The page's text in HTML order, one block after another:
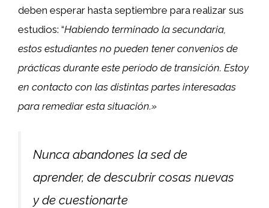
deben esperar hasta septiembre para realizar sus
estudios: “Habiendo terminado la secundaria,
estos estudiantes no pueden tener convenios de
prácticas durante este período de transición. Estoy
en contacto con las distintas partes interesadas
para remediar esta situación.»
Nunca abandones la sed de
aprender, de descubrir cosas nuevas
y de cuestionarte